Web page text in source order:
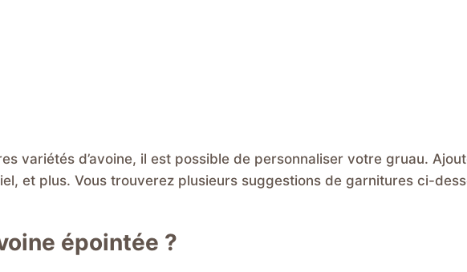
variétés d’avoine, il est possible de personnaliser votre gruau.
et plus. Vous trouverez plusieurs suggestions de garnitures ci-
épointée ?